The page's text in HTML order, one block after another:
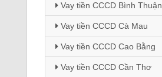
Vay tiền CCCD Bình Thuận
Vay tiền CCCD Cà Mau
Vay tiền CCCD Cao Bằng
Vay tiền CCCD Cần Thơ